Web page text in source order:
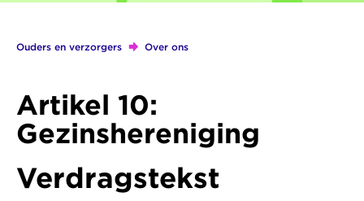
Ouders en verzorgers Over ons
Artikel 10:
Gezinshereniging
Verdragstekst